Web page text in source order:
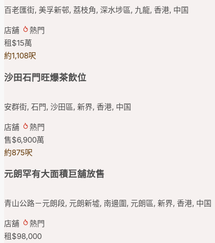
百老匯街, 美孚新邨, 荔枝角, 深水埗區, 九龍, 香港, 中国
店舖
熱門
租 $15萬
約1,108呎
沙田石門旺爆茶飲位
安群街, 石門, 沙田區, 新界, 香港, 中国
店舖
熱門
售$6,900萬
約875呎
元朗罕有大面積巨舖放售
青山公路－元朗段, 元朗新墟, 南邊圍, 元朗區, 新界, 香港, 中国
店舖
熱門
租$98,000